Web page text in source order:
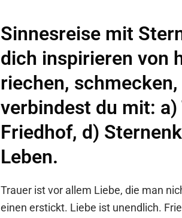
Sinnesreise mit
dich inspirieren von
riechen,
verbindest du mit: a)
Friedhof, d)
Leben.
Trauer ist vor allem Liebe, die man
einen erstickt. Liebe ist unendlich.